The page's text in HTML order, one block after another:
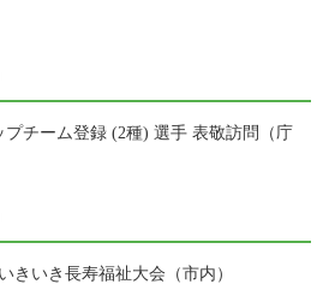
チーム登録 (2種) 選手 表敬訪問（庁
きいき長寿福祉大会（市内）